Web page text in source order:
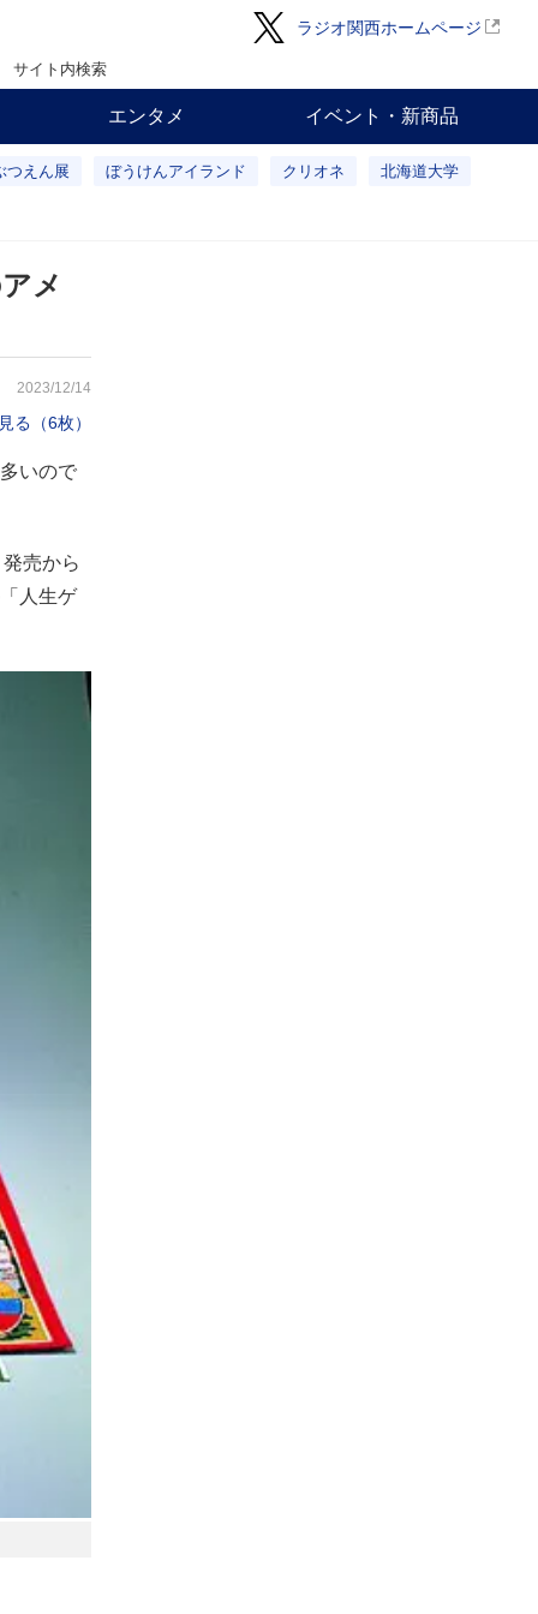
ラジオ関西ホームページ
サイト内検索
エンタメ イベント・新商品
つえん展 ぼうけんアイランド クリオネ 北海道大学
メ
2023/12/14
る（6枚）
いので
売から
人生ゲ